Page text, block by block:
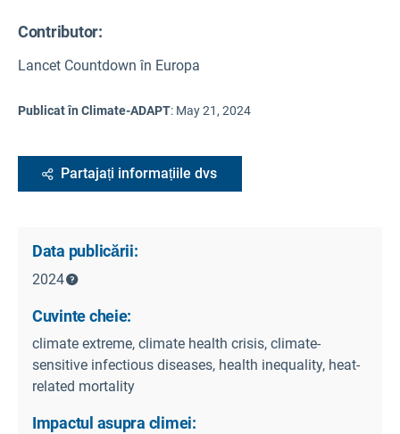
Contributor:
Lancet Countdown în Europa
Publicat în Climate-ADAPT: May 21, 2024
Partajați informațiile dvs
Data publicării:
2024
Cuvinte cheie:
climate extreme, climate health crisis, climate-
sensitive infectious diseases, health inequality, heat-
related mortality
Impactul asupra climei: